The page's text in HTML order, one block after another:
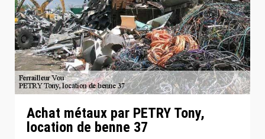
Achat métaux par PETRY Tony,
location de benne 37